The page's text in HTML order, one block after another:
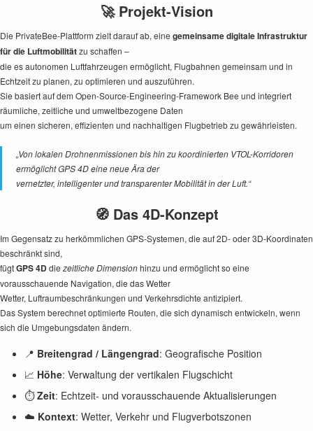
🚀 Projekt-Vision
Die PrivateBee-Plattform zielt darauf ab, eine gemeinsame digitale Infrastruktur
für die Luftmobilitätzu schaffen –
die es autonomen Luftfahrzeugen ermöglicht, Flugbahnen gemeinsam und in
Echtzeit zu planen, zu optimieren und auszuführen.
Sie basiert auf dem Open-Source-Engineering-Framework Bee und integriert
räumliche, zeitliche und umweltbezogene Daten
um einen sicheren, effizienten und nachhaltigen Flugbetrieb zu gewährleisten.
„Von lokalen Drohnenmissionen bis hin zu koordinierten VTOL-Korridoren
ermöglicht GPS 4D eine neue Ära der
vernetzter, intelligenter und transparenter Mobilität in der Luft.“
🧭 Das 4D-Konzept
Im Gegensatz zu herkömmlichen GPS-Systemen, die auf 2D- oder 3D-Koordinaten
beschränkt sind,
fügtGPS 4Ddie zeitliche Dimensionhinzu und ermöglicht so eine
vorausschauende Navigation, die das Wetter
Wetter, Luftraumbeschränkungen und Verkehrsdichte antizipiert.
Das System berechnet optimierte Routen, die sich dynamisch entwickeln, wenn
sich die Umgebungsdaten ändern.
📍 Breitengrad / Längengrad: Geografische Position
📈 Höhe: Verwaltung der vertikalen Flugschicht
⏱️Zeit: Echtzeit- und vorausschauende Aktualisierungen
☁️ Kontext: Wetter, Verkehr und Flugverbotszonen